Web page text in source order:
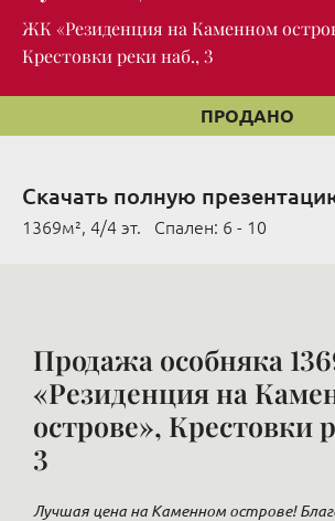
ЖК «Резиденция на Каменном
Крестовки реки наб., 3
ПРОДАНО
Скачать полную
1369м², 4/4 эт. Cпален: 6 - 10
Продажа особняка
«Резиденция на
острове», Крестовки
3
Лучшая цена на Каменном острове!